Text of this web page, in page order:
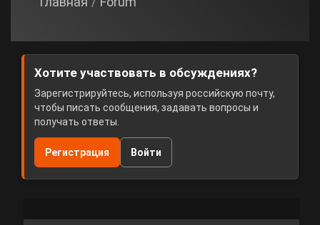
Хотите участвовать в обсуждениях?
Зарегистрируйтесь, используя российскую почту,
чтобы писать сообщения, задавать вопросы и
получать ответы.
Регистрация Войти